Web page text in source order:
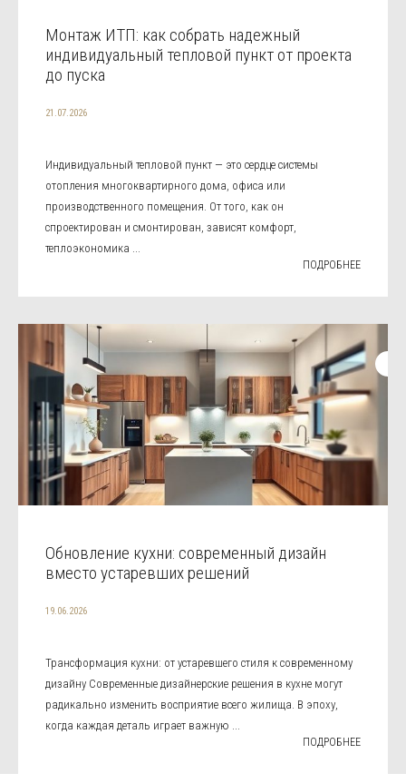
Монтаж ИТП: как собрать надежный
индивидуальный тепловой пункт от проекта
до пуска
21.07.2026
Индивидуальный тепловой пункт — это сердце системы
отопления многоквартирного дома, офиса или
производственного помещения. От того, как он
спроектирован и смонтирован, зависят комфорт,
теплоэкономика ...
ПОДРОБНЕЕ
Обновление кухни: современный дизайн
вместо устаревших решений
19.06.2026
Трансформация кухни: от устаревшего стиля к современному
дизайну Современные дизайнерские решения в кухне могут
радикально изменить восприятие всего жилища. В эпоху,
когда каждая деталь играет важную ...
ПОДРОБНЕЕ